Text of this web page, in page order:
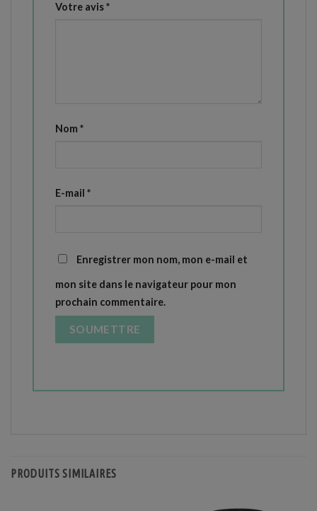
Votre avis*
Nom *
E-mail *
Enregistrer mon nom, mon e-mail et
mon site dans le navigateur pour mon
prochain commentaire.
PRODUITS SIMILAIRES